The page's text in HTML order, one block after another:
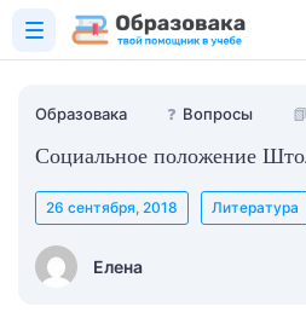
Образовака ❓ Вопросы 📗
Социальное положение
Елена
26 сентября, 2018 Литература